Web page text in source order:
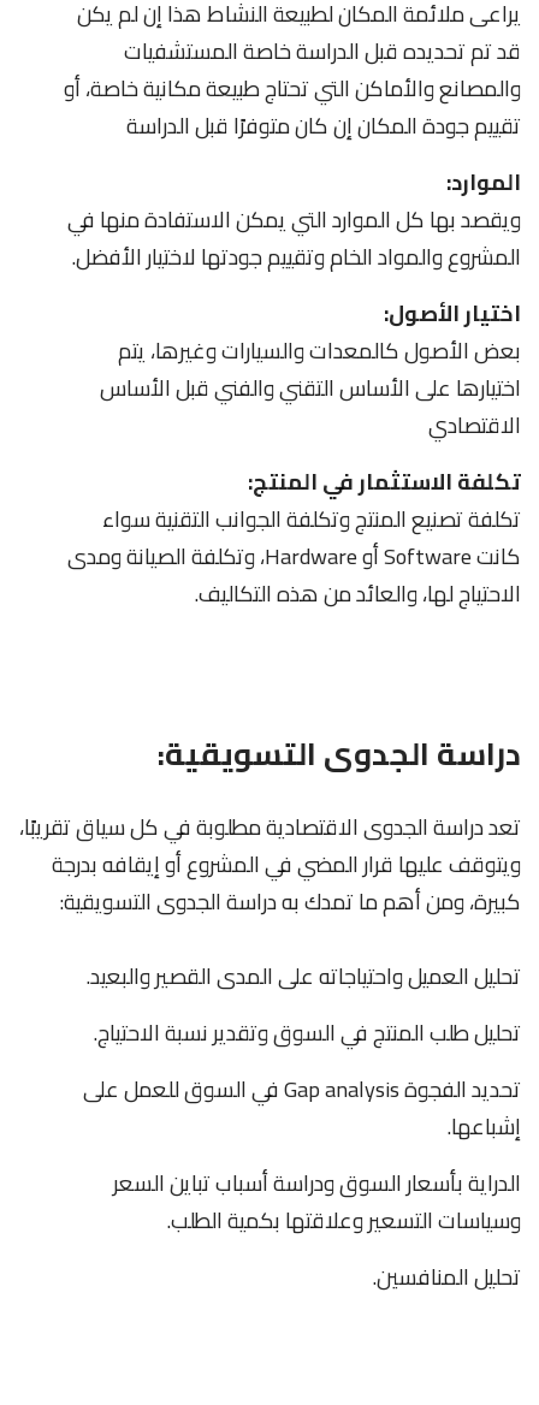
يراعى ملائمة المكان لطبيعة النشاط هذا إن لم يكن
قد تم تحديده قبل الدراسة خاصة المستشفيات
والمصانع والأماكن التي تحتاج طبيعة مكانية خاصة، أو
تقييم جودة المكان إن كان متوفرًا قبل الدراسة
الموارد:
ويقصد بها كل الموارد التي يمكن الاستفادة منها في
المشروع والمواد الخام وتقييم جودتها لاختيار الأفضل.
اختيار الأصول:
بعض الأصول كالمعدات والسيارات وغيرها، يتم
اختيارها على الأساس التقني والفني قبل الأساس
الاقتصادي
تكلفة الاستثمار في المنتج:
تكلفة تصنيع المنتج وتكلفة الجوانب التقنية سواء
كانت Software أو Hardware، وتكلفة الصيانة ومدى
الاحتياج لها، والعائد من هذه التكاليف.
دراسة الجدوى التسويقية:
تعد دراسة الجدوى الاقتصادية مطلوبة في كل سياق تقريبًا،
ويتوقف عليها قرار المضي في المشروع أو إيقافه بدرجة
كبيرة، ومن أهم ما تمدك به دراسة الجدوى التسويقية:
تحليل العميل واحتياجاته على المدى القصير والبعيد.
تحليل طلب المنتج في السوق وتقدير نسبة الاحتياج.
تحديد الفجوة Gap analysis في السوق للعمل على
إشباعها.
الدراية بأسعار السوق ودراسة أسباب تباين السعر
وسياسات التسعير وعلاقتها بكمية الطلب.
تحليل المنافسين.